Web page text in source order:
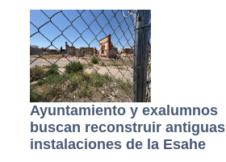
Ayuntamiento y exalumnos
buscan reconstruir antiguas
instalaciones de la Esahe